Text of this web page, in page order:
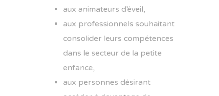
aux animateurs d’éveil,
aux professionnels souhaitant
consolider leurs compétences
dans le secteur de la petite
enfance,
aux personnes désirant